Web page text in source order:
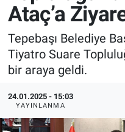
Ataç’a
Tepebaşı Belediye
Tiyatro Suare
bir araya geldi.
24.01.2025 - 15:03
YAYINLANMA
SİYASET
TEKNOLOJİ
EKONOMİ
SPOR
Tüm Manşetler
Son Dakika
Haber Arşivi